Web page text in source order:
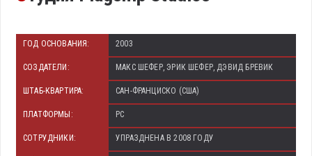
ГОД ОСНОВАНИЯ: 2003
СОЗДАТЕЛИ: МАКС ШЕФЕР, ЭРИК ШЕФЕР, ДЭВИД БРЕВИК
ШТАБ-КВАРТИРА: САН-ФРАНЦИСКО (США)
ПЛАТФОРМЫ: PC
СОТРУДНИКИ: УПРАЗДНЕНА В 2008 ГОДУ